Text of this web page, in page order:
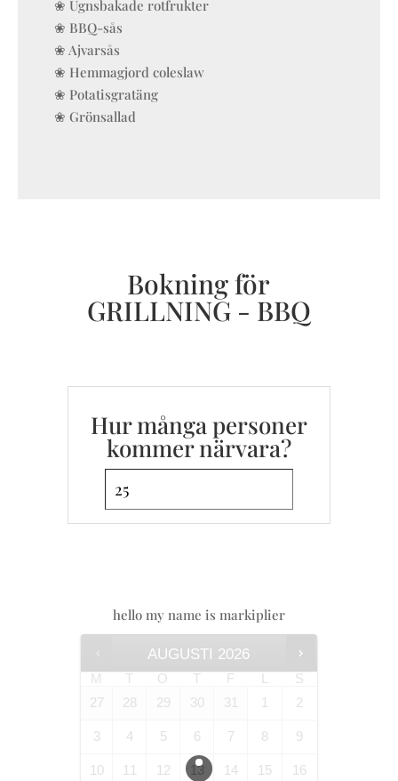
❀ Ugnsbakade rotfrukter
❀ BBQ-sås
❀ Ajvarsås
❀ Hemmagjord coleslaw
❀ Potatisgratäng
❀ Grönsallad
Bokning för
GRILLNING - BBQ
Hur många personer
kommer närvara?
hello my name is markiplier
AUGUSTI 2026
M T O T F
S
27
28 29 30 31 1 2
3 4 5 6 7 8 9
10 11 12 13 14 15 16